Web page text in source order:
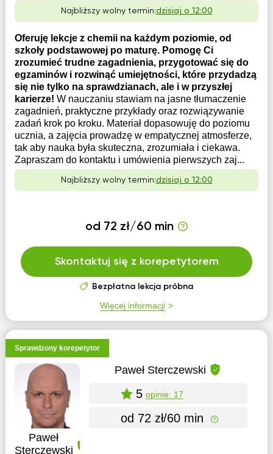
Najbliższy wolny termin:dzisiaj o 12:00
Oferuję lekcje z chemii na każdym poziomie, od
szkoły podstawowej po maturę. Pomogę Ci
zrozumieć trudne zagadnienia, przygotować się do
egzaminów i rozwinąć umiejętności, które przydadzą
się nie tylko na sprawdzianach, ale i w przyszłej
karierze! W nauczaniu stawiam na jasne tłumaczenie
zagadnień, praktyczne przykłady oraz rozwiązywanie
zadań krok po kroku. Materiał dopasowuję do poziomu
ucznia, a zajęcia prowadzę w empatycznej atmosferze,
tak aby nauka była skuteczna, zrozumiała i ciekawa.
Zapraszam do kontaktu i umówienia pierwszych zaj...
Najbliższy wolny termin:dzisiaj o 12:00
od 72 zł/60 min
Skontaktuj się z korepetytorem
Bezpłatna lekcja próbna
Więcej informacji
Sprawdzony korepetytor
Paweł
Sterczewski
Paweł Sterczewski
5 opinie: 17
od 72 zł/60 min